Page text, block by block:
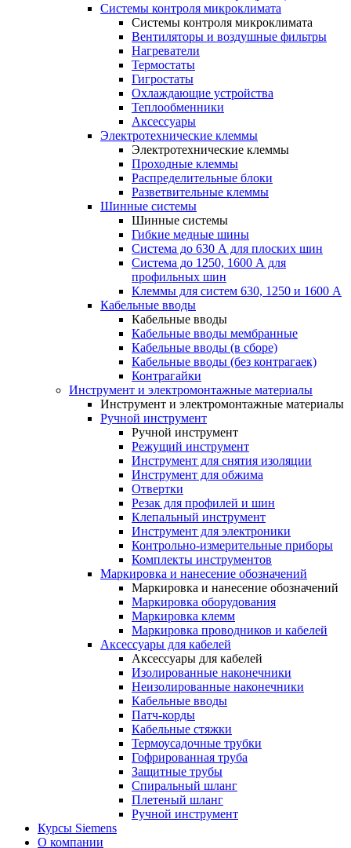
Системы контроля микроклимата
Системы контроля микроклимата
Вентиляторы и воздушные фильтры
Нагреватели
Термостаты
Гигростаты
Охлаждающие устройства
Теплообменники
Аксессуары
Электротехнические клеммы
Электротехнические клеммы
Проходные клеммы
Распределительные блоки
Разветвительные клеммы
Шинные системы
Шинные системы
Гибкие медные шины
Система до 630 А для плоских шин
Система до 1250, 1600 А для
профильных шин
Клеммы для систем 630, 1250 и 1600 А
Кабельные вводы
Кабельные вводы
Кабельные вводы мембранные
Кабельные вводы (в сборе)
Кабельные вводы (без контрагаек)
Контрагайки
Инструмент и электромонтажные материалы
Инструмент и электромонтажные материалы
Ручной инструмент
Ручной инструмент
Режущий инструмент
Инструмент для снятия изоляции
Инструмент для обжима
Отвертки
Резак для профилей и шин
Клепальный инструмент
Инструмент для электроники
Контрольно-измерительные приборы
Комплекты инструментов
Маркировка и нанесение обозначений
Маркировка и нанесение обозначений
Маркировка оборудования
Маркировка клемм
Маркировка проводников и кабелей
Аксессуары для кабелей
Аксессуары для кабелей
Изолированные наконечники
Неизолированные наконечники
Кабельные вводы
Патч-корды
Кабельные стяжки
Термоусадочные трубки
Гофрированная труба
Защитные трубы
Спиральный шланг
Плетеный шланг
Ручной инструмент
Курсы Siemens
О компании